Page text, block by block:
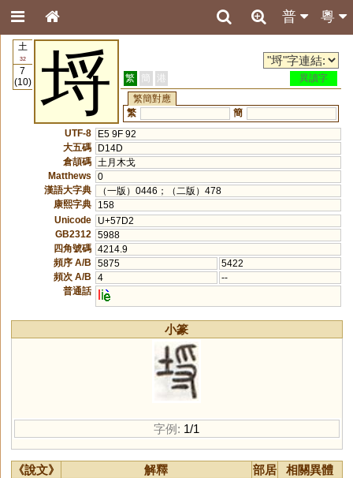
粵
普
土
32
7
(10)
埒 繁 簡 港
異讀字
繁簡對應
繁
簡
UTF-8
E5 9F 92
大五碼
D14D
倉頡碼
土月木戈
Matthews
0
漢語大字典
（一版）0446；（二版）478
康熙字典
158
Unicode
U+57D2
GB2312
5988
四角號碼 4214.9
頻序 A/B
5875
5422
頻次 A/B
4
--
普通話
li
小篆
字例: 1/1
《說文》 解釋 部居
相關異體